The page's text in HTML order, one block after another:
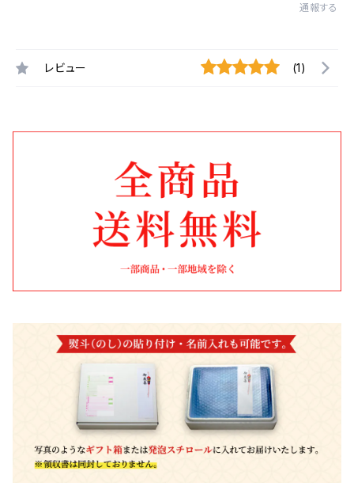
通報する
レビュー (1)